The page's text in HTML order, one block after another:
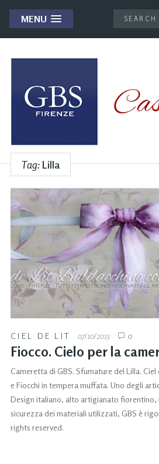
MENU
Tag:Lilla
CIEL DE LIT 07/10/2015 0
Fiocco. Cielo per la
Cameretta di GBS. Sfumature del Lilla.
e Fiocchi in tempera muffata. Uno degli
Design italiano, alto artigianato fiorentino,
sicurezza dei materiali utilizzati, GBS è
rights reserved.